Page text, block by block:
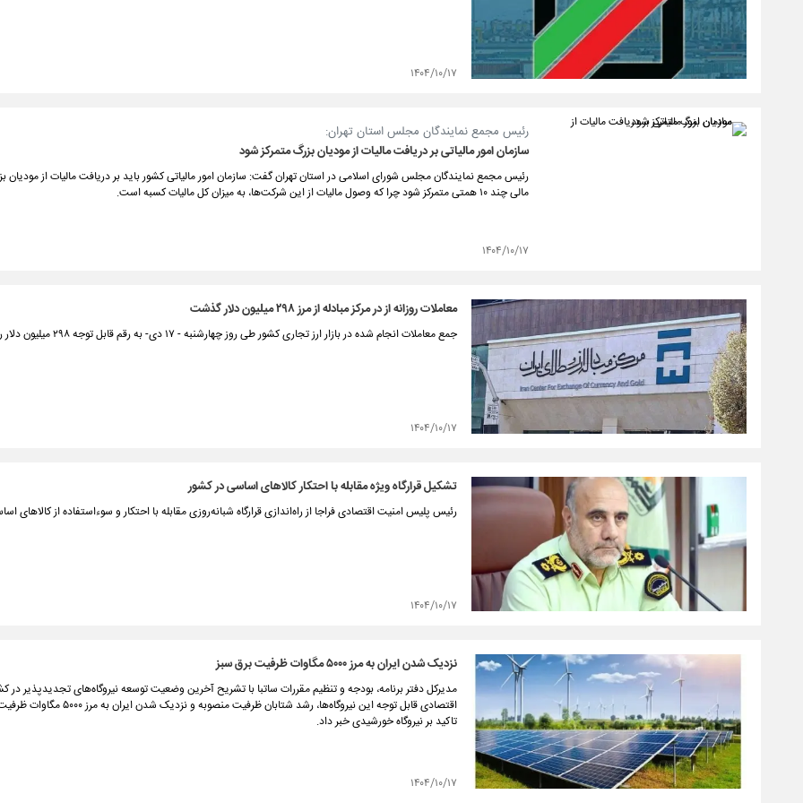
۱۴۰۴/۱۰/۱۷
رئیس مجمع نمایندگان مجلس استان تهران:
سازمان امور مالیاتی بر دریافت مالیات از مودیان بزرگ متمرکز شود
رئیس مجمع نمایندگان مجلس شورای اسلامی در استان تهران گفت: سازمان امور مالیاتی کشور باید بر دریافت مالیات از مودیان
مالی چند ۱۰ همتی متمرکز شود چرا که وصول مالیات از این شرکت‌ها، به میزان کل مالیات کسبه است.
۱۴۰۴/۱۰/۱۷
معاملات روزانه از در مرکز مبادله از مرز ۲۹۸ میلیون دلار گذشت
جمع معاملات انجام شده در بازار ارز تجاری کشور طی روز چهارشنبه - ۱۷ دی- به رقم قابل توجه ۲۹۸ میلیون دلار رسید.
۱۴۰۴/۱۰/۱۷
تشکیل قرارگاه ویژه مقابله با احتکار کالاهای اساسی در کشور
رئیس پلیس امنیت اقتصادی فراجا از راه‌اندازی قرارگاه شبانه‌روزی مقابله با احتکار و سوءاستفاده از کالاهای
۱۴۰۴/۱۰/۱۷
نزدیک شدن ایران به مرز ۵۰۰۰ مگاوات ظرفیت برق سبز
مدیرکل دفتر برنامه، بودجه و تنظیم مقررات ساتبا با تشریح آخرین وضعیت توسعه نیروگاه‌های تجدیدپذیر در
اقتصادی قابل توجه این نیروگاه‌ها، رشد شتابان ظرفیت منصوبه
تاکید بر نیروگاه خورشیدی خبر داد.
۱۴۰۴/۱۰/۱۷